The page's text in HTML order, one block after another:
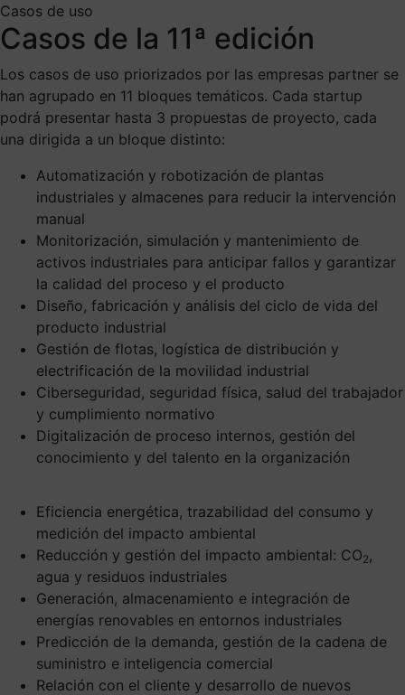
Casos de uso
Casos de la 11ª edición
Los casos de uso priorizados por las empresas partner se
han agrupado en 11 bloques temáticos. Cada startup
podrá presentar hasta 3 propuestas de proyecto, cada
una dirigida a un bloque distinto:
Automatización y robotización de plantas
industriales y almacenes para reducir la intervención
manual
Monitorización, simulación y mantenimiento de
activos industriales para anticipar fallos y garantizar
la calidad del proceso y el producto
Diseño, fabricación y análisis del ciclo de vida del
producto industrial
Gestión de flotas, logística de distribución y
electrificación de la movilidad industrial
Ciberseguridad, seguridad física, salud del trabajador
y cumplimiento normativo
Digitalización de proceso internos, gestión del
conocimiento y del talento en la organización
Eficiencia energética, trazabilidad del consumo y
medición del impacto ambiental
Reducción y gestión del impacto ambiental: CO2 ,
agua y residuos industriales
Generación, almacenamiento e integración de
energías renovables en entornos industriales
Predicción de la demanda, gestión de la cadena de
suministro e inteligencia comercial
Relación con el cliente y desarrollo de nuevos